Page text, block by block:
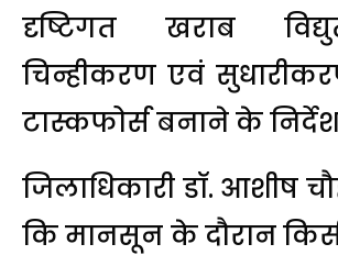
दृष्टिगत खराब
चिन्हीकरण एवं
टास्कफोर्स बनाने के निर्देश
जिलाधिकारी डॉ. आशीष
कि मानसून के दौरान